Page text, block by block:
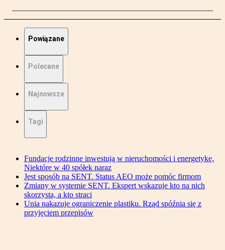
Powiązane
Polecane
Najnowsze
Tagi
Fundacje rodzinne inwestują w nieruchomości i energetykę.
Niektóre w 40 spółek naraz
Jest sposób na SENT. Status AEO może pomóc firmom
Zmiany w systemie SENT. Ekspert wskazuje kto na nich
skorzysta, a kto straci
Unia nakazuje ograniczenie plastiku. Rząd spóźnia się z
przyjęciem przepisów